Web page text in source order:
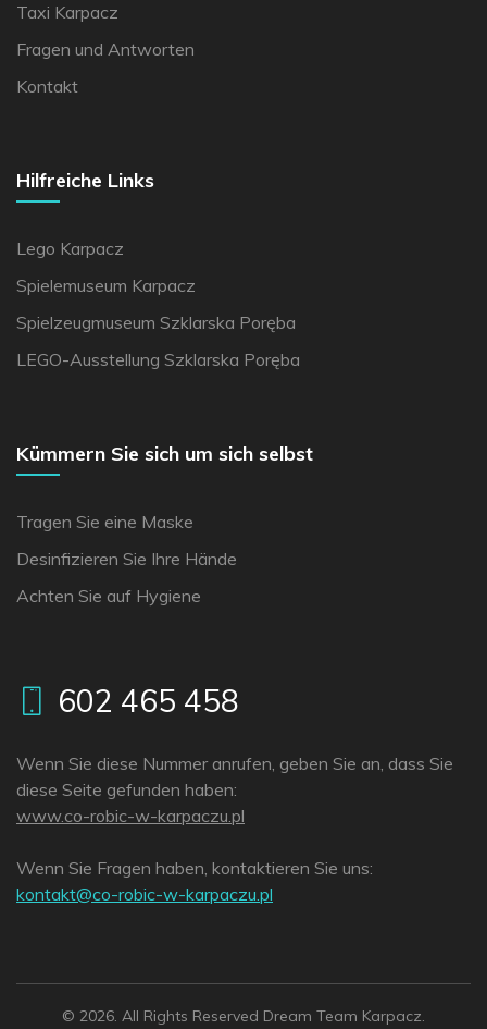
Taxi Karpacz
Fragen und Antworten
Kontakt
Hilfreiche Links
Lego Karpacz
Spielemuseum Karpacz
Spielzeugmuseum Szklarska Poręba
LEGO-Ausstellung Szklarska Poręba
Kümmern Sie sich um sich selbst
Tragen Sie eine Maske
Desinfizieren Sie Ihre Hände
Achten Sie auf Hygiene
602 465 458
Wenn Sie diese Nummer anrufen, geben Sie an, dass Sie
diese Seite gefunden haben:
www.co-robic-w-karpaczu.pl
Wenn Sie Fragen haben, kontaktieren Sie uns:
lp.uzcaprak-w-cibor-oc@tkatnok
© 2026. All Rights Reserved Dream Team Karpacz.